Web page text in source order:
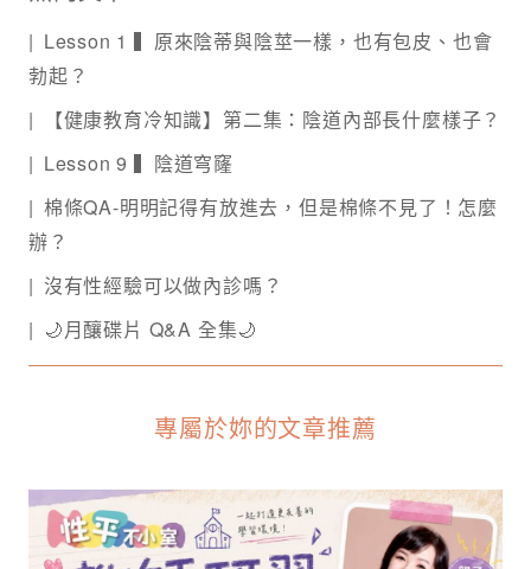
Lesson 1 ▍原來陰蒂與陰莖一樣，也有包皮、也會
勃起？
【健康教育冷知識】第二集：陰道內部長什麼樣子？
Lesson 9 ▍陰道穹窿
棉條QA-明明記得有放進去，但是棉條不見了！怎麼
辦？
沒有性經驗可以做內診嗎？
🌙月釀碟片 Q&A 全集🌙
專屬於妳的文章推薦